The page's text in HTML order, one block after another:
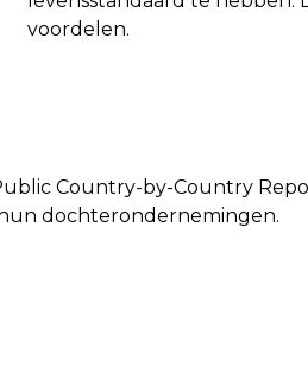
voordelen.
Country-by-Country
dochterondernemingen.